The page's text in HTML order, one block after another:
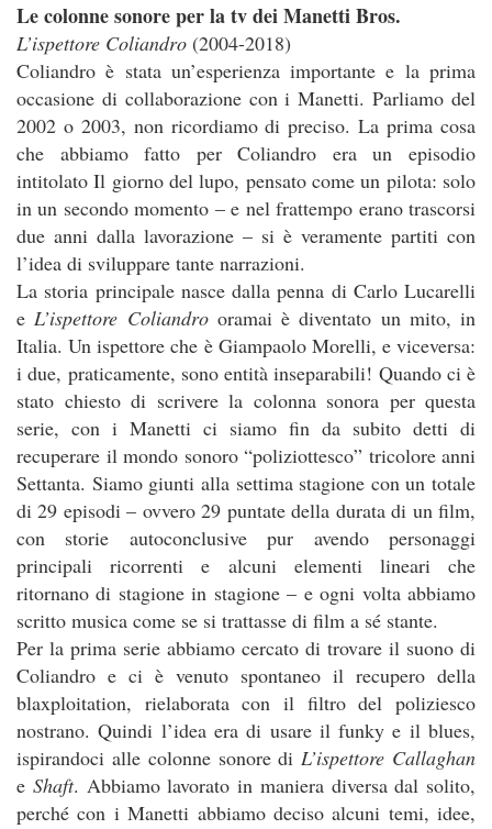
Le colonne sonore per la tv dei Manetti Bros.
L’ispettore Coliandro (2004-2018)
Coliandro è stata un’esperienza importante e la prima
occasione di collaborazione con i Manetti. Parliamo del
2002 o 2003, non ricordiamo di preciso. La prima cosa
che abbiamo fatto per Coliandro era un episodio
intitolato Il giorno del lupo, pensato come un pilota: solo
in un secondo momento – e nel frattempo erano trascorsi
due anni dalla lavorazione – si è veramente partiti con
l’idea di sviluppare tante narrazioni.
La storia principale nasce dalla penna di Carlo Lucarelli
eL’ispettore Coliandrooramai è diventato un mito, in
Italia. Un ispettore che è Giampaolo Morelli, e viceversa:
i due, praticamente, sono entità inseparabili! Quando ci è
stato chiesto di scrivere la colonna sonora per questa
serie, con i Manetti ci siamo fin da subito detti di
recuperare il mondo sonoro “poliziottesco” tricolore anni
Settanta. Siamo giunti alla settima stagione con un totale
di 29 episodi – ovvero 29 puntate della durata di un film,
con storie autoconclusive pur avendo personaggi
principali ricorrenti e alcuni elementi lineari che
ritornano di stagione in stagione – e ogni volta abbiamo
scritto musica come se si trattasse di film a sé stante.
Per la prima serie abbiamo cercato di trovare il suono di
Coliandro e ci è venuto spontaneo il recupero della
blaxploitation, rielaborata con il filtro del poliziesco
nostrano. Quindi l’idea era di usare il funky e il blues,
ispirandoci alle colonne sonore diL’ispettore Callaghan
e Shaft. Abbiamo lavorato in maniera diversa dal solito,
perché con i Manetti abbiamo deciso alcuni temi, idee,